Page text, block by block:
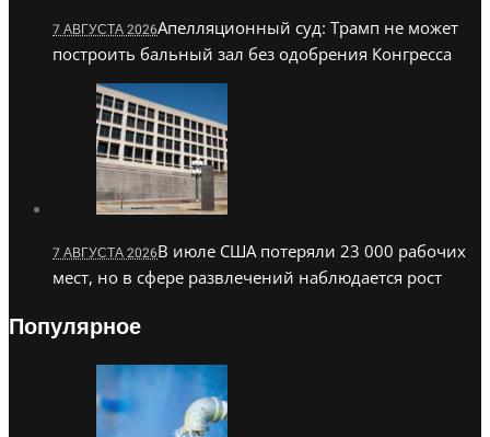
7 АВГУСТА 2026Апелляционный суд: Трамп не может
построить бальный зал без одобрения Конгресса
7 АВГУСТА 2026В июле США потеряли 23 000 рабочих
мест, но в сфере развлечений наблюдается рост
Популярное